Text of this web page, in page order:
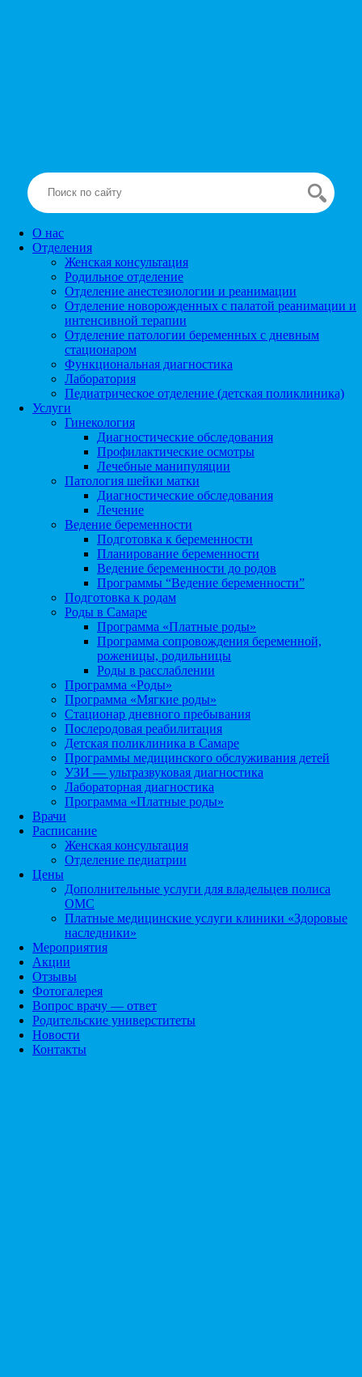
О нас
Отделения
Женская консультация
Родильное отделение
Отделение анестезиологии и реанимации
Отделение новорожденных с палатой реанимации и
интенсивной терапии
Отделение патологии беременных с дневным
стационаром
Функциональная диагностика
Лаборатория
Педиатрическое отделение (детская поликлиника)
Услуги
Гинекология
Диагностические обследования
Профилактические осмотры
Лечебные манипуляции
Патология шейки матки
Диагностические обследования
Лечение
Ведение беременности
Подготовка к беременности
Планирование беременности
Ведение беременности до родов
Программы “Ведение беременности”
Подготовка к родам
Роды в Самаре
Программа «Платные роды»
Программа сопровождения беременной,
роженицы, родильницы
Роды в расслаблении
Программа «Роды»
Программа «Мягкие роды»
Стационар дневного пребывания
Послеродовая реабилитация
Детская поликлиника в Самаре
Программы медицинского обслуживания детей
УЗИ — ультразвуковая диагностика
Лабораторная диагностика
Программа «Платные роды»
Врачи
Расписание
Женская консультация
Отделение педиатрии
Цены
Дополнительные услуги для владельцев полиса
ОМС
Платные медицинские услуги клиники «Здоровые
наследники»
Мероприятия
Акции
Отзывы
Фотогалерея
Вопрос врачу — ответ
Родительские универститеты
Новости
Контакты